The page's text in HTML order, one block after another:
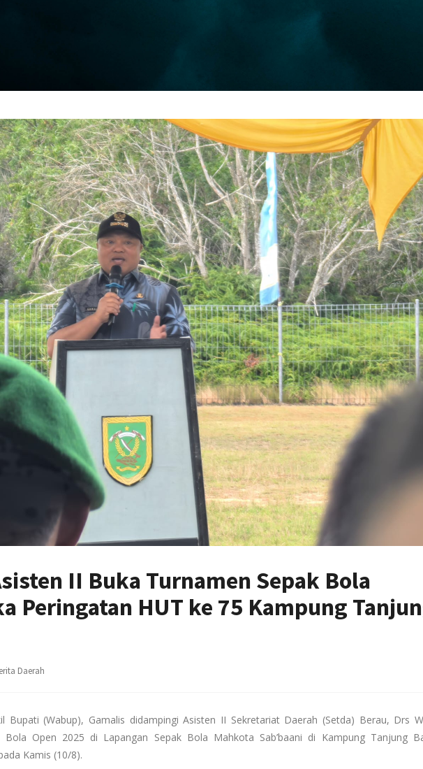
II Buka Turnamen Sepak Bola
Peringatan HUT ke 75 Kampung
Daerah
Bupati (Wabup), Gamalis didampingi Asisten II Sekretariat Daerah (Setda) Berau, Drs
Bola Open 2025 di Lapangan Sepak Bola Mahkota Sab’baani di Kampung Tanjung
Kamis (10/8).